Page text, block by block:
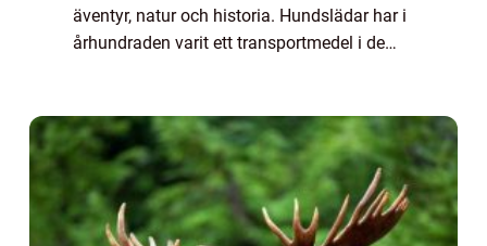
äventyr, natur och historia. Hundslädar har i
århundraden varit ett transportmedel i de